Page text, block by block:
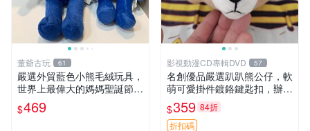
董爺古玩 61
嚴選外貿藍色小熊毛絨玩具，
世界上最偉大的媽媽聖誕節推
薦禮物 五角星 兒童玩具 母親
節
$469
影視動漫CD專輯DVD 57
名創優品嚴選趴趴熊公仔，軟
萌可愛掛件鍍鉻鍵匙扣，辦公
放松好選擇 趴趴熊 鍍鉻鍵匙
扣 萬用掛件
$359 84折
折扣碼